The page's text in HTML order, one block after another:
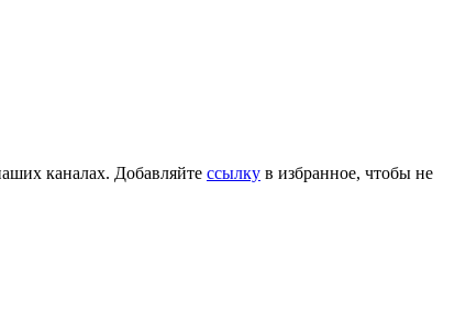
каналах. Добавляйте ссылку в избранное, чтобы не